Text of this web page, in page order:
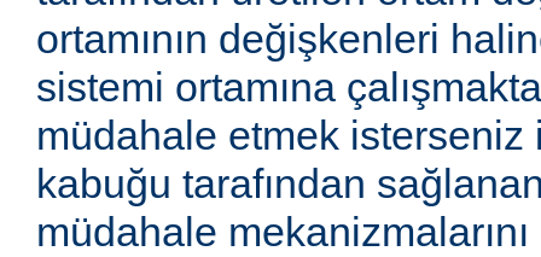
ortamının değişkenleri
sistemi ortamına
müdahale etmek
kabuğu tarafından
müdahale mekanizmalarını